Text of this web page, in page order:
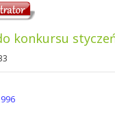
konkursu